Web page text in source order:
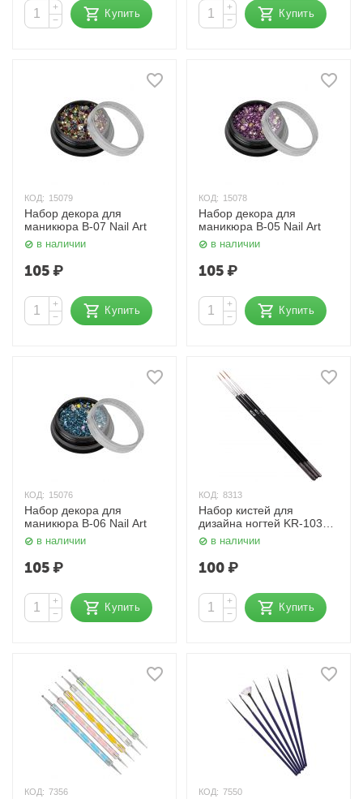
+
−
Купить
+
−
Купить
КОД: 15079
Набор декора для
маникюра В-07 Nail Art
в наличии
105₽
+
−
Купить
КОД: 15078
Набор декора для
маникюра В-05 Nail Art
в наличии
105₽
+
−
Купить
КОД: 15076
Набор декора для
маникюра В-06 Nail Art
в наличии
105₽
+
−
Купить
КОД: 8313
Набор кистей для
дизайна ногтей KR-103
Kristaller
в наличии
100₽
+
−
Купить
КОД: 7356 КОД: 7550